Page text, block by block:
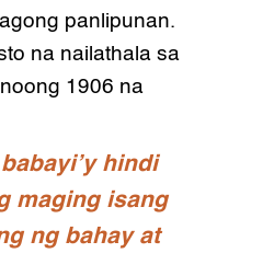
panlipunan.
na nailathala sa
1906 na
hindi
maging isang
ng bahay at